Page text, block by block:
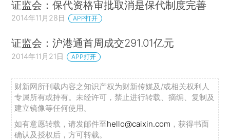
证监会：保代资格审批取消是保代制度完善
2014年11月28日 APP打开
证监会：沪港通首周成交291.01亿元
2014年11月21日 APP打开
财新网所刊载内容之知识产权为财新传媒及/或相关权利人
专属所有或持有。未经许可，禁止进行转载、摘编、复制及
建立镜像等任何使用。
如有意愿转载，请发邮件至hello@caixin.com ，获得书面
确认及授权后，方可转载。